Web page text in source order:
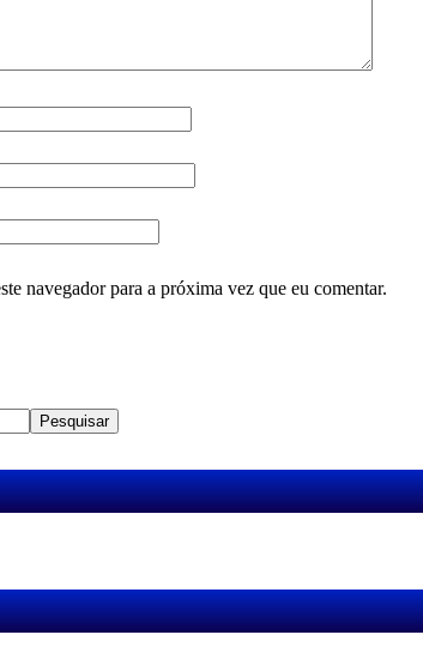
navegador para a próxima vez que eu comentar.
Pesquisar